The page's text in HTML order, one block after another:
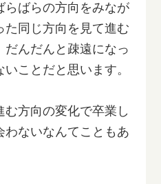
らばらの方向をみなが
た同じ方向を見て進む
だんだんと疎遠になっ
ことだと思います。
方向の変化で卒業し
わないなんてこともあ